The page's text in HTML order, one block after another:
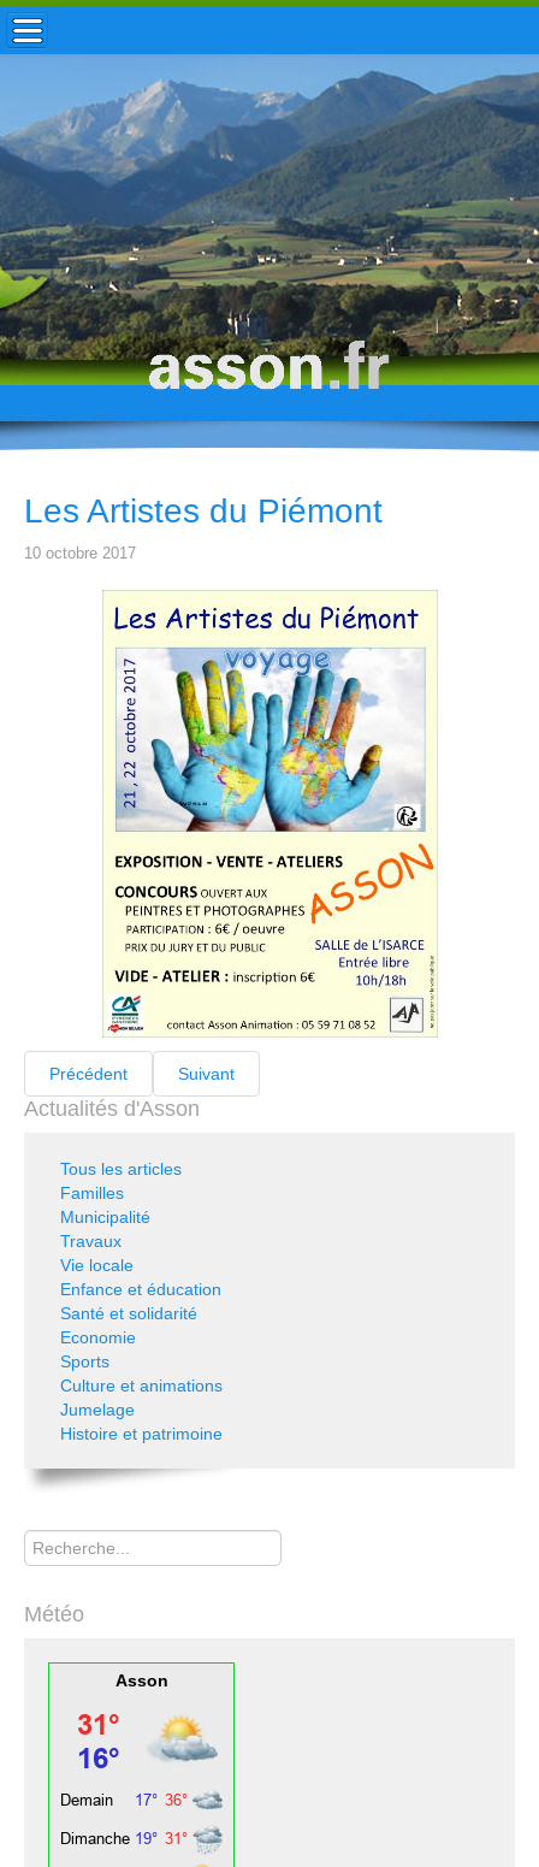
ACCUEIL / INFOS
MUNICIPALITÉ
VIE LOCALE
ENFANCE
TOURISME
HISTOIRE
Les Artistes du Piémont
10 octobre 2017
Précédent Suivant
Actualités d'Asson
Tous les articles
Familles
Municipalité
Travaux
Vie locale
Enfance et éducation
Santé et solidarité
Economie
Sports
Culture et animations
Jumelage
Histoire et patrimoine
Rechercher
Météo
Asson